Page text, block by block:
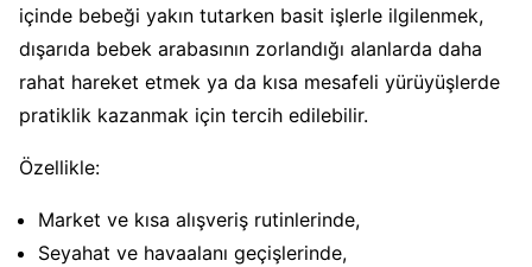
içinde bebeği yakın tutarken basit işlerle ilgilenmek,
dışarıda bebek arabasının zorlandığı alanlarda daha
rahat hareket etmek ya da kısa mesafeli yürüyüşlerde
pratiklik kazanmak için tercih edilebilir.
Özellikle:
Market ve kısa alışveriş rutinlerinde,
Seyahat ve havaalanı geçişlerinde,